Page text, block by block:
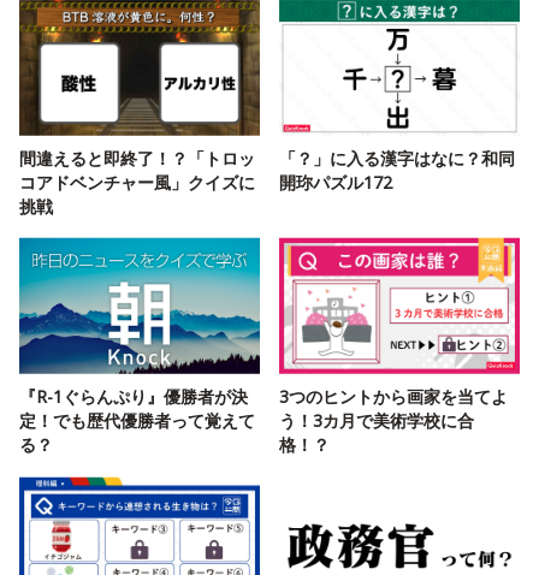
間違えると即終了！？「トロッ
コアドベンチャー風」クイズに
挑戦
「？」に入る漢字はなに？和同
開珎パズル172
『R-1ぐらんぷり』優勝者が決
定！でも歴代優勝者って覚えて
る？
3つのヒントから画家を当てよ
う！3カ月で美術学校に合
格！？